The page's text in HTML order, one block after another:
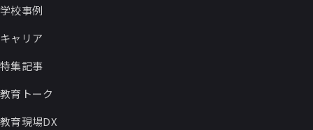
学校事例
キャリア
特集記事
教育トーク
教育現場DX